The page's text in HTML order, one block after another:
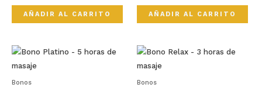
AÑADIR AL CARRITO AÑADIR AL CARRITO
Bonos Bonos